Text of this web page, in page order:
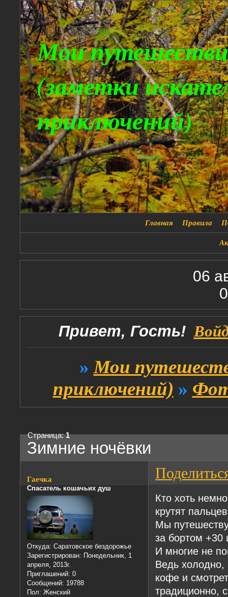
Мои
(заметки
приключений)
Главная Правила
06
Привет, Гость!
» Мои
приключений) »
Зимние ночёвки
Страница:1
Гаечка
Спасатель кошачьих душ
Откуда: Саратовское бездорожье
Зарегистрирован: Понедельник, 1
апреля, 2013г.
Приглашений: 0
Сообщений: 19788
Пол: Женский
Кто хоть
крутят
Мы
за бортом
И многие не
Ведь холодно,
кофе и
традиционно,